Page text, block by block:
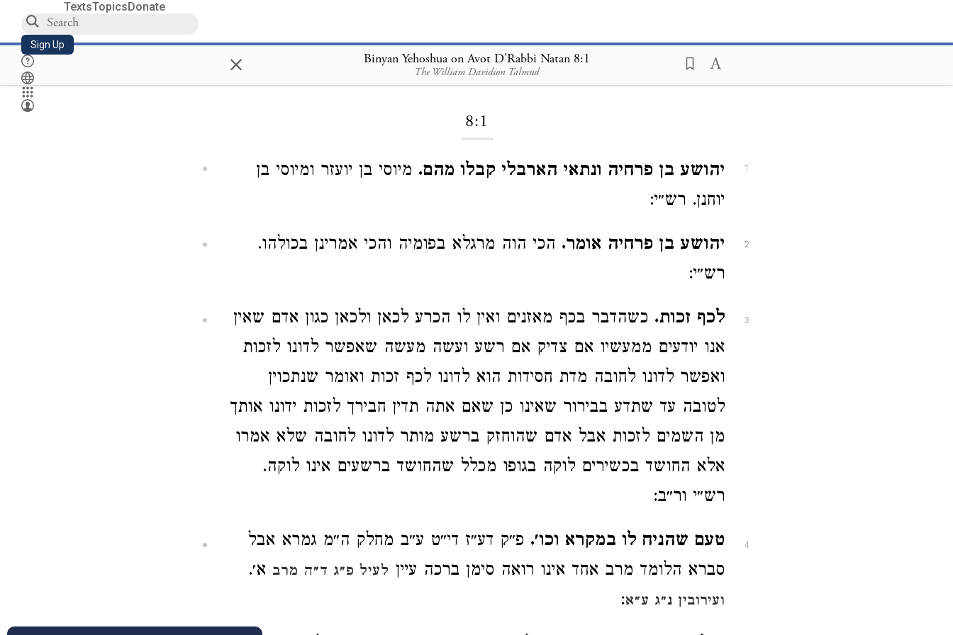
TextsTopicsDonate
Sign Up × Binyan Yehoshua on Avot D'Rabbi Natan 8:1
The William Davidson Talmud
Loading...
8:1
1 יהושע בן פרחיה ונתאי הארבלי קבלו מהם. מיוסי בן יועזר ומיוסי בן
יוחנן. רש״י:
2 יהושע בן פרחיה אומר. הכי הוה מרגלא בפומיה והכי אמרינן בכולהו.
רש״י:
3 לכף זכות. כשהדבר בכף מאזנים ואין לו הכרע לכאן ולכאן כגון אדם שאין
אנו יודעים ממעשיו אם צדיק אם רשע ועשה מעשה שאפשר לדונו לזכות
ואפשר לדונו לחובה מדת חסידות הוא לדונו לכף זכות ואומר שנתכוין
לטובה עד שתדע בבירור שאינו כן שאם אתה תדין חבירך לזכות ידונו אותך
מן השמים לזכות אבל אדם שהוחזק ברשע מותר לדונו לחובה שלא אמרו
אלא החושד בכשירים לוקה בגופו מכלל שהחושד ברשעים אינו לוקה.
רש״י ור״ב:
4 טעם שהניח לו במקרא וכו׳. פ״ק דע״ז די״ט ע״ב מחלק ה״מ גמרא אבל
סברא הלומד מרב אחד אינו רואה סימן ברכה עיין לעיל פ״ג ד״ה מרב א׳.
ועירובין נ״ג ע״א: